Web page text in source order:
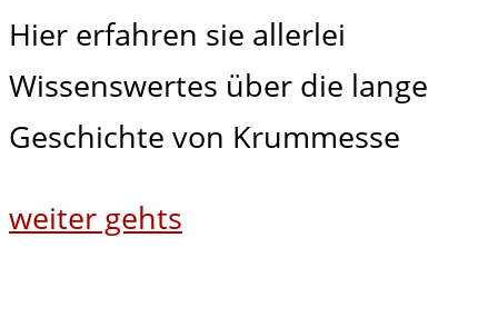
Hier erfahren sie allerlei
Wissenswertes über die lange
Geschichte von Krummesse
weiter gehts